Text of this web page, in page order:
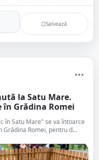
Salvează
la Satu Mare.
Grădina Romei
în Satu Mare" se va întoarce
Romei, pentru d...